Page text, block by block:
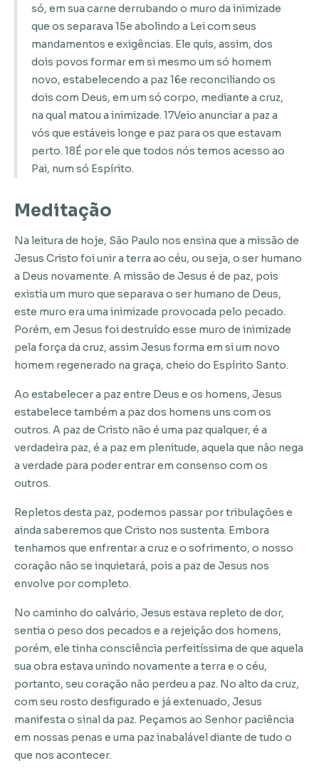
só, em sua carne derrubando o muro da inimizade
que os separava 15e abolindo a Lei com seus
mandamentos e exigências. Ele quis, assim, dos
dois povos formar em si mesmo um só homem
novo, estabelecendo a paz 16e reconciliando os
dois com Deus, em um só corpo, mediante a cruz,
na qual matou a inimizade. 17Veio anunciar a paz a
vós que estáveis longe e paz para os que estavam
perto. 18É por ele que todos nós temos acesso ao
Pai, num só Espírito.
Meditação
Na leitura de hoje, São Paulo nos ensina que a missão de
Jesus Cristo foi unir a terra ao céu, ou seja, o ser humano
a Deus novamente. A missão de Jesus é de paz, pois
existia um muro que separava o ser humano de Deus,
este muro era uma inimizade provocada pelo pecado.
Porém, em Jesus foi destruído esse muro de inimizade
pela força da cruz, assim Jesus forma em si um novo
homem regenerado na graça, cheio do Espírito Santo.
Ao estabelecer a paz entre Deus e os homens, Jesus
estabelece também a paz dos homens uns com os
outros. A paz de Cristo não é uma paz qualquer, é a
verdadeira paz, é a paz em plenitude, aquela que não nega
a verdade para poder entrar em consenso com os
outros.
Repletos desta paz, podemos passar por tribulações e
ainda saberemos que Cristo nos sustenta. Embora
tenhamos que enfrentar a cruz e o sofrimento, o nosso
coração não se inquietará, pois a paz de Jesus nos
envolve por completo.
No caminho do calvário, Jesus estava repleto de dor,
sentia o peso dos pecados e a rejeição dos homens,
porém, ele tinha consciência perfeitíssima de que aquela
sua obra estava unindo novamente a terra e o céu,
portanto, seu coração não perdeu a paz. No alto da cruz,
com seu rosto desfigurado e já extenuado, Jesus
manifesta o sinal da paz. Peçamos ao Senhor paciência
em nossas penas e uma paz inabalável diante de tudo o
que nos acontecer.